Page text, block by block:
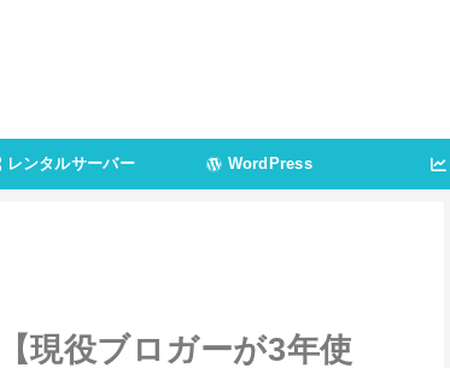
レンタルサーバー WordPress
現役ブロガーが3年使